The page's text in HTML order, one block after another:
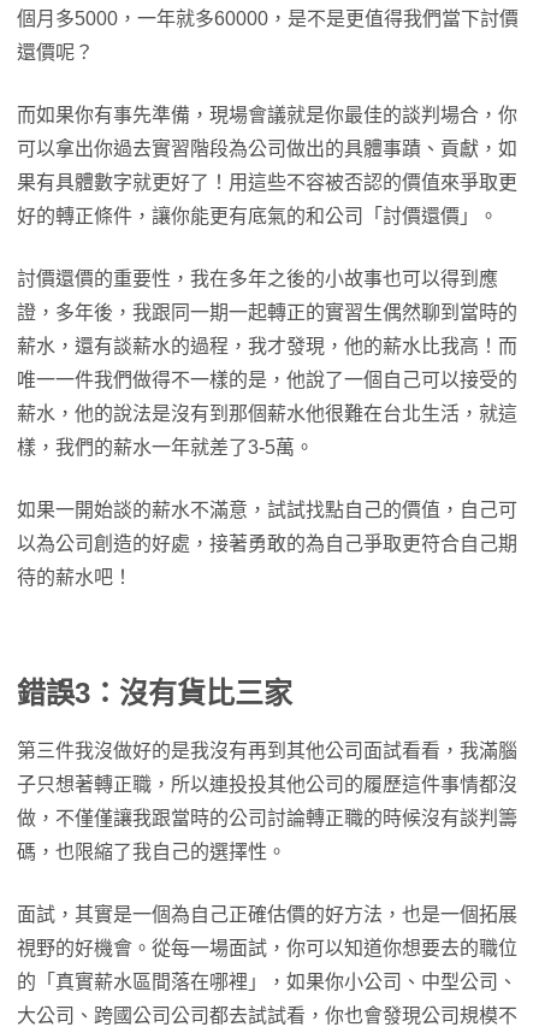
個月多5000，一年就多60000，是不是更值得我們當下討價
還價呢？
而如果你有事先準備，現場會議就是你最佳的談判場合，你
可以拿出你過去實習階段為公司做出的具體事蹟、貢獻，如
果有具體數字就更好了！用這些不容被否認的價值來爭取更
好的轉正條件，讓你能更有底氣的和公司「討價還價」。
討價還價的重要性，我在多年之後的小故事也可以得到應
證，多年後，我跟同一期一起轉正的實習生偶然聊到當時的
薪水，還有談薪水的過程，我才發現，他的薪水比我高！而
唯一一件我們做得不一樣的是，他說了一個自己可以接受的
薪水，他的說法是沒有到那個薪水他很難在台北生活，就這
樣，我們的薪水一年就差了3-5萬。
如果一開始談的薪水不滿意，試試找點自己的價值，自己可
以為公司創造的好處，接著勇敢的為自己爭取更符合自己期
待的薪水吧！
錯誤3：沒有貨比三家
第三件我沒做好的是我沒有再到其他公司面試看看，我滿腦
子只想著轉正職，所以連投投其他公司的履歷這件事情都沒
做，不僅僅讓我跟當時的公司討論轉正職的時候沒有談判籌
碼，也限縮了我自己的選擇性。
面試，其實是一個為自己正確估價的好方法，也是一個拓展
視野的好機會。從每一場面試，你可以知道你想要去的職位
的「真實薪水區間落在哪裡」，如果你小公司、中型公司、
大公司、跨國公司公司都去試試看，你也會發現公司規模不